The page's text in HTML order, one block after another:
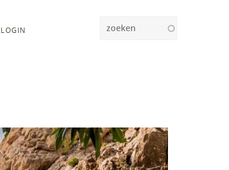
LOGIN
Zoeken